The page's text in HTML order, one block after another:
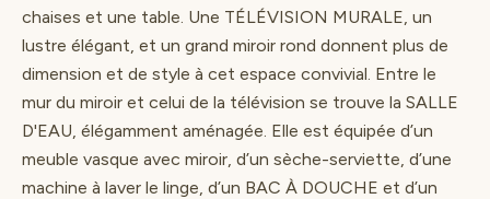
chaises et une table. Une TÉLÉVISION MURALE, un
lustre élégant, et un grand miroir rond donnent plus de
dimension et de style à cet espace convivial. Entre le
mur du miroir et celui de la télévision se trouve la SALLE
D'EAU, élégamment aménagée. Elle est équipée d’un
meuble vasque avec miroir, d’un sèche-serviette, d’une
machine à laver le linge, d’un BAC À DOUCHE et d’un